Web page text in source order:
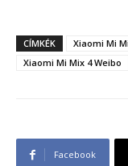
CÍMKÉK Xiaomi Mi
Xiaomi Mi Mix 4 Weibo
Facebook